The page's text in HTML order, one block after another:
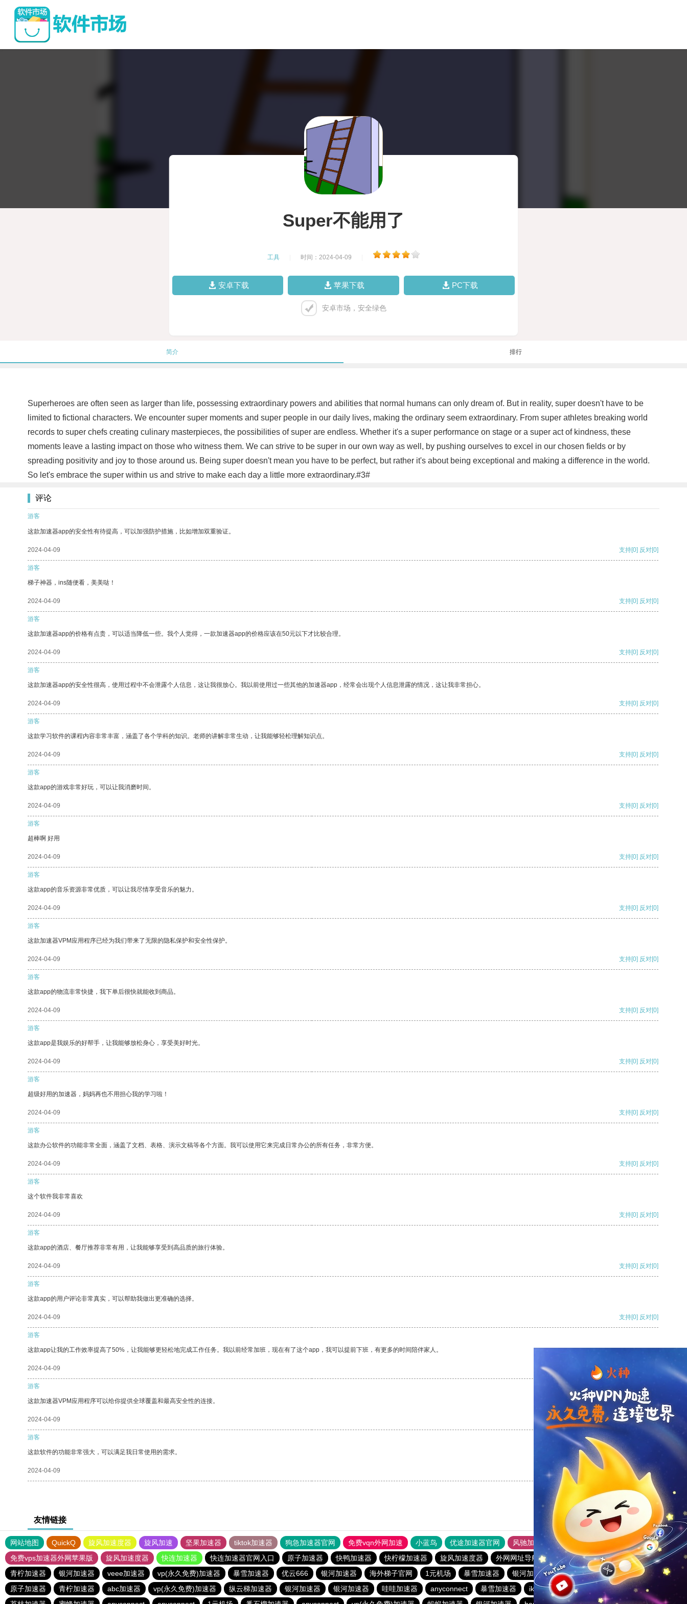
Super不能用了
工具 时间：2024-04-09
安卓下载 苹果下载 PC下载
安卓市场，安全绿色
简介 排行
Superheroes are often seen as larger than life, possessing extraordinary powers and abilities that normal humans can only dream of. But in reality, super doesn't have to be
limited to fictional characters. We encounter super moments and super people in our daily lives, making the ordinary seem extraordinary. From super athletes breaking world
records to super chefs creating culinary masterpieces, the possibilities of super are endless. Whether it's a super performance on stage or a super act of kindness, these
moments leave a lasting impact on those who witness them. We can strive to be super in our own way as well, by pushing ourselves to excel in our chosen fields or by
spreading positivity and joy to those around us. Being super doesn't mean you have to be perfect, but rather it's about being exceptional and making a difference in the world.
So let's embrace the super within us and strive to make each day a little more extraordinary.#3#
评论
游客
这款加速器app的安全性有待提高，可以加强防护措施，比如增加双重验证。
2024-04-09 支持[0] 反对[0]
游客
梯子神器，ins随便看，美美哒！
2024-04-09 支持[0] 反对[0]
游客
这款加速器app的价格有点贵，可以适当降低一些。我个人觉得，一款加速器app的价格应该在50元以下才比较合理。
2024-04-09 支持[0] 反对[0]
游客
这款加速器app的安全性很高，使用过程中不会泄露个人信息，这让我很放心。我以前使用过一些其他的加速器app，经常会出现个人信息泄露的情况，这让我非常担心。
2024-04-09 支持[0] 反对[0]
游客
这款学习软件的课程内容非常丰富，涵盖了各个学科的知识。老师的讲解非常生动，让我能够轻松理解知识点。
2024-04-09 支持[0] 反对[0]
游客
这款app的游戏非常好玩，可以让我消磨时间。
2024-04-09 支持[0] 反对[0]
游客
超棒啊 好用
2024-04-09 支持[0] 反对[0]
游客
这款app的音乐资源非常优质，可以让我尽情享受音乐的魅力。
2024-04-09 支持[0] 反对[0]
游客
这款加速器VPM应用程序已经为我们带来了无限的隐私保护和安全性保护。
2024-04-09 支持[0] 反对[0]
游客
这款app的物流非常快捷，我下单后很快就能收到商品。
2024-04-09 支持[0] 反对[0]
游客
这款app是我娱乐的好帮手，让我能够放松身心，享受美好时光。
2024-04-09 支持[0] 反对[0]
游客
超级好用的加速器，妈妈再也不用担心我的学习啦！
2024-04-09 支持[0] 反对[0]
游客
这款办公软件的功能非常全面，涵盖了文档、表格、演示文稿等各个方面。我可以使用它来完成日常办公的所有任务，非常方便。
2024-04-09 支持[0] 反对[0]
游客
这个软件我非常喜欢
2024-04-09 支持[0] 反对[0]
游客
这款app的酒店、餐厅推荐非常有用，让我能够享受到高品质的旅行体验。
2024-04-09 支持[0] 反对[0]
游客
这款app的用户评论非常真实，可以帮助我做出更准确的选择。
2024-04-09 支持[0] 反对[0]
游客
这款app让我的工作效率提高了50%，让我能够更轻松地完成工作任务。我以前经常加班，现在有了这个app，我可以提前下班，有更多的时间陪伴家人。
2024-04-09 支持
游客
这款加速器VPM应用程序可以给你提供全球覆盖和最高安全性的连接。
2024-04-09 支持[0] 反对[0]
游客
这款软件的功能非常强大，可以满足我日常使用的需求。
2024-04-09 支持[0] 反对[0]
友情链接
网站地图 QuickQ 旋风加速度器 旋风加速 坚果加速器 tiktok加速器 狗急加速器官网 免费vqn外网加速 小蓝鸟 优途加速器官网 风驰加速器
旋风加速器
免费vps加速器外网苹果版
旋风加速度器 快连加速器 快连加速器官网入口 原子加速器 快鸭加速器 快柠檬加速器 旋风加速度器 外网网址导航 软件中心
银河加速器
青柠加速器
银河加速器 veee加速器 vp(永久免费)加速器 暴雪加速器 优云666 银河加速器 海外梯子官网 1元机场 暴雪加速器 银河加速器 暴雪加速器
海鸥加速器
原子加速器
青柠加速器 abc加速器 vp(永久免费)加速器 纵云梯加速器 银河加速器 银河加速器 哇哇加速器 anyconnect 暴雪加速器 ikuuu.me加速器官网
银河加速器